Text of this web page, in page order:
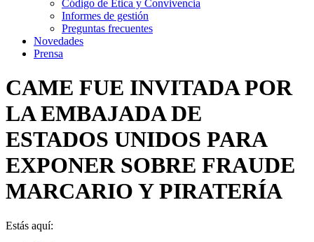
Código de Ética y Convivencia
Informes de gestión
Preguntas frecuentes
Novedades
Prensa
CAME FUE INVITADA POR
LA EMBAJADA DE
ESTADOS UNIDOS PARA
EXPONER SOBRE FRAUDE
MARCARIO Y PIRATERÍA
Estás aquí: